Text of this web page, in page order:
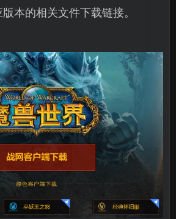
本的相关文件下载链接。